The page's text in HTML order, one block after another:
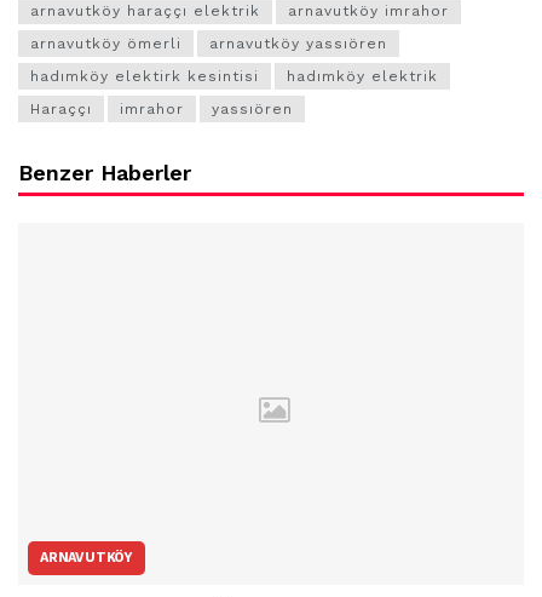
arnavutköy haraççı elektrik
arnavutköy imrahor
arnavutköy ömerli
arnavutköy yassıören
hadımköy elektirk kesintisi
hadımköy elektrik
Haraççı
imrahor yassıören
Benzer Haberler
ARNAVUTKÖY